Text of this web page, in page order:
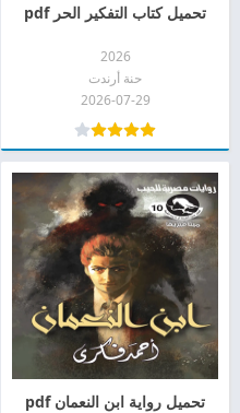
تحميل كتاب التفكير الحر pdf
2026
حنة أرندت
2026-07-29
تحميل رواية ابن النعمان pdf